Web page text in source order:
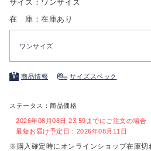
サイズ：ワンサイズ
在 庫：在庫あり
ワンサイズ
商品情報 サイズスペック
ステータス：商品価格
2026年08月08日 23:59までにご注文の場合
最短お届け予定日：2026年08月11日
※購入確定時にオンラインショップ在庫切